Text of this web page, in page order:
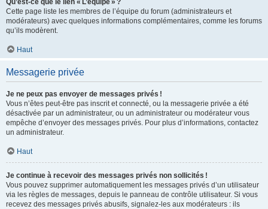
Qu’est-ce que le lien « L’équipe » ?
Cette page liste les membres de l’équipe du forum (administrateurs et
modérateurs) avec quelques informations complémentaires, comme les forums
qu’ils modèrent.
Haut
Messagerie privée
Je ne peux pas envoyer de messages privés !
Vous n’êtes peut-être pas inscrit et connecté, ou la messagerie privée a été
désactivée par un administrateur, ou un administrateur ou modérateur vous
empêche d’envoyer des messages privés. Pour plus d’informations, contactez
un administrateur.
Haut
Je continue à recevoir des messages privés non sollicités !
Vous pouvez supprimer automatiquement les messages privés d’un utilisateur
via les règles de messages, depuis le panneau de contrôle utilisateur. Si vous
recevez des messages privés abusifs, signalez-les aux modérateurs : ils